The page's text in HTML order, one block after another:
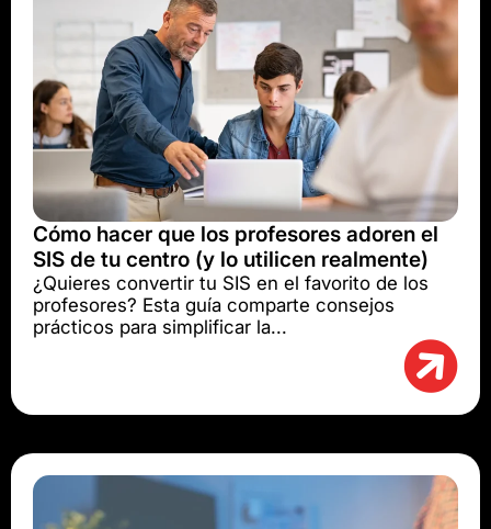
Cómo hacer que los profesores adoren el
SIS de tu centro (y lo utilicen realmente)
¿Quieres convertir tu SIS en el favorito de los
profesores? Esta guía comparte consejos
prácticos para simplificar la...